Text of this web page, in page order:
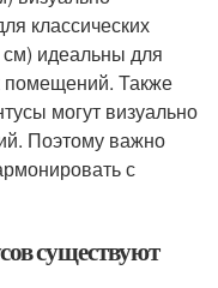
классических
идеальны для
Также
могут визуально
Поэтому важно
с
существуют